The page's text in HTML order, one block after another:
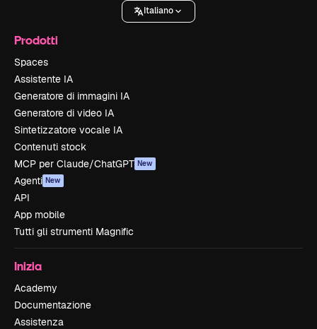
Italiano
Prodotti
Spaces
Assistente IA
Generatore di immagini IA
Generatore di video IA
Sintetizzatore vocale IA
Contenuti stock
MCP per Claude/ChatGPT New
Agenti New
API
App mobile
Tutti gli strumenti Magnific
Inizia
Academy
Documentazione
Assistenza